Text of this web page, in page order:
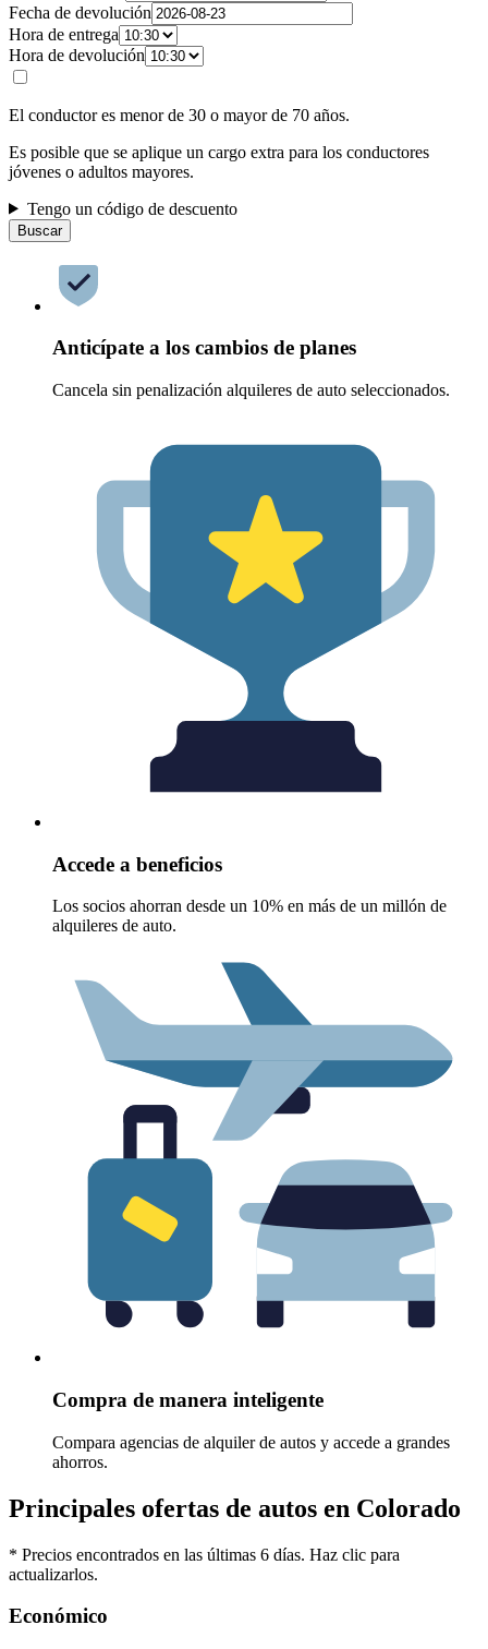
Fecha de devolución
Hora de entrega
Hora de devolución
El conductor es menor de 30 o mayor de 70 años.
Es posible que se aplique un cargo extra para los conductores
jóvenes o adultos mayores.
Tengo un código de descuento
Buscar
Anticípate a los cambios de planes
Cancela sin penalización alquileres de auto seleccionados.
Accede a beneficios
Los socios ahorran desde un 10% en más de un millón de
alquileres de auto.
Compra de manera inteligente
Compara agencias de alquiler de autos y accede a grandes
ahorros.
Principales ofertas de autos en Colorado
* Precios encontrados en las últimas 6 días. Haz clic para
actualizarlos.
Económico